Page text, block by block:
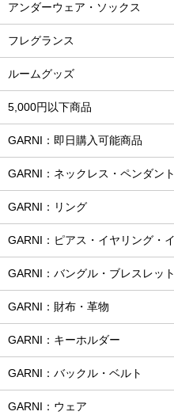
アンダーウェア・ソックス
フレグランス
ルームグッズ
5,000円以下商品
GARNI：即日購入可能商品
GARNI：ネックレス・ペンダント
GARNI：リング
GARNI：ピアス・イヤリング・
GARNI：バングル・ブレスレッ
GARNI：財布・革物
GARNI：キーホルダー
GARNI：バックル・ベルト
GARNI：ウェア